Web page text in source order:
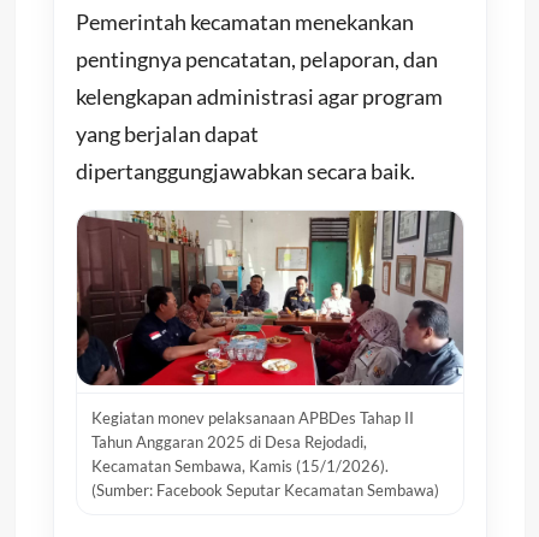
Pemerintah kecamatan menekankan
pentingnya pencatatan, pelaporan, dan
kelengkapan administrasi agar program
yang berjalan dapat
dipertanggungjawabkan secara baik.
Kegiatan monev pelaksanaan APBDes Tahap II
Tahun Anggaran 2025 di Desa Rejodadi,
Kecamatan Sembawa, Kamis (15/1/2026).
(Sumber: Facebook Seputar Kecamatan Sembawa)